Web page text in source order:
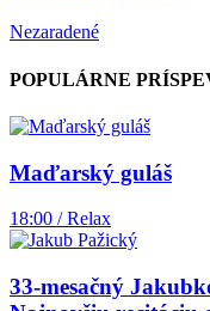
Nezaradené
POPULÁRNE
Maďarský guláš
18:00 / Relax
33-mesačný